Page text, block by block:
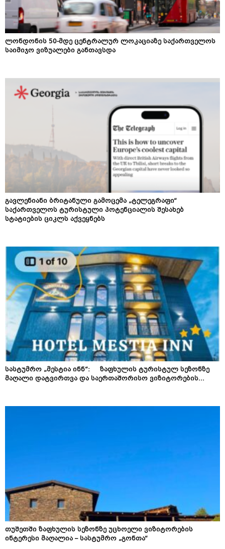
ლონდონის 50-მდე ცენტრალურ ლოკაციაზე საქართველოს
საიმიჯო ვიზუალები განთავსდა
გავლენიანი ბრიტანული გამოცემა „ტელეგრაფი“
საქართველოს ტურისტული პოტენციალის შესახებ
სტატიების ციკლს აქვეყნებს
სასტუმრო „მესტია ინნ“: ზაფხულის ტურისტულ სეზონზე
მაღალი დატვირთვა და საერთაშორისო ვიზიტორების...
თუშეთში ზაფხულის სეზონზე უცხოელი ვიზიტორების
ინტერესი მაღალია – სასტუმრო „გონთა“